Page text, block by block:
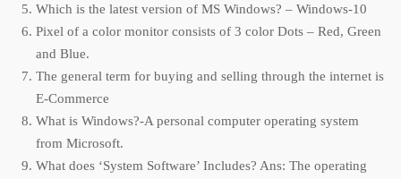
Which is the latest version of MS Windows? – Windows-10
Pixel of a color monitor consists of 3 color Dots – Red, Green
and Blue.
The general term for buying and selling through the internet is
E-Commerce
What is Windows?-A personal computer operating system
from Microsoft.
What does ‘System Software’ Includes? Ans: The operating